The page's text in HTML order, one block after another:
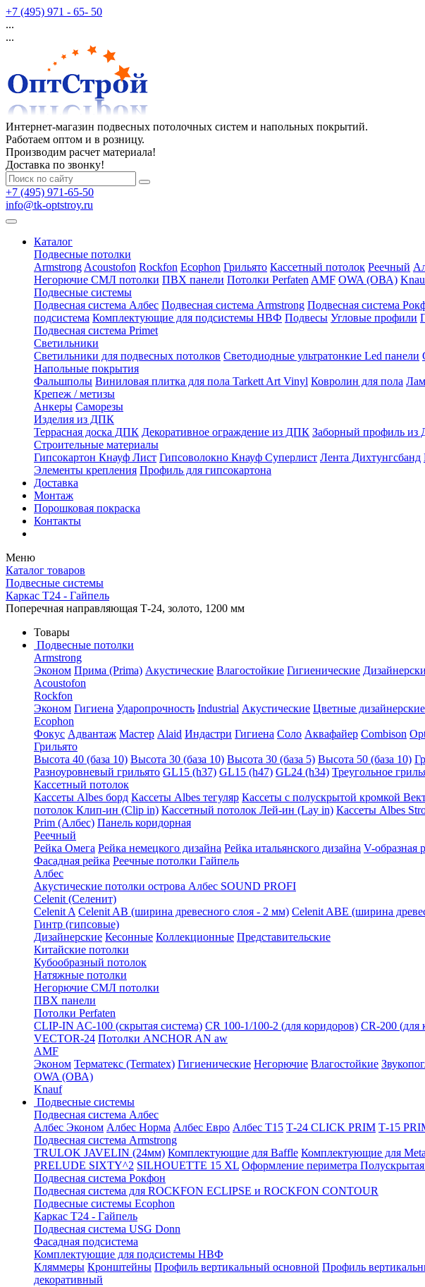
+7 (495) 971 - 65- 50
...
...
Интернет-магазин подвесных потолочных систем и напольных покрытий.
Работаем оптом и в розницу.
Производим расчет материала!
Доставка по звонку!
+7 (495) 971-65-50
info@tk-optstroy.ru
Каталог
Подвесные потолки
Armstrong Acoustofon Rockfon Ecophon Грильято Кассетный потолок Реечный
Негорючие СМЛ потолки ПВХ панели Потолки Perfaten AMF OWA (ОВА)
Подвесные системы
Подвесная система Албес Подвесная система Armstrong Подвесная система
подсистема Комплектующие для подсистемы НВФ Подвесы Угловые профили
Подвесная система Primet
Светильники
Светильники для подвесных потолков Светодиодные ультратонкие Led панели
Напольные покрытия
Фальшполы Виниловая плитка для пола Tarkett Art Vinyl Ковролин для пола
Крепеж / метизы
Анкеры Саморезы
Изделия из ДПК
Террасная доска ДПК Декоративное ограждение из ДПК Заборный профиль
Строительные материалы
Гипсокартон Кнауф Лист Гипсоволокно Кнауф Суперлист Лента Дихтунгсбанд
Элементы крепления Профиль для гипсокартона
Доставка
Монтаж
Порошковая покраска
Контакты
Меню
Каталог товаров
Подвесные системы
Каркас Т24 - Гайпель
Поперечная направляющая Т-24, золото, 1200 мм
Товары
Подвесные потолки
Armstrong
Эконом Прима (Prima) Акустические Влагостойкие Гигиенические
Acoustofon
Rockfon
Эконом Гигиена Ударопрочность Industrial Акустические Цветные дизайнерские
Ecophon
Фокус Адвантаж Мастер Alaid Индастри Гигиена Соло Аквафайер Combison
Грильято
Высота 40 (база 10) Высота 30 (база 10) Высота 30 (база 5) Высота 50 (база 10)
Разноуровневый грильято GL15 (h37) GL15 (h47) GL24 (h34) Треугольное
Кассетный потолок
Кассеты Albes борд Кассеты Albes тегуляр Кассеты с полускрытой кромкой
потолок Клип-ин (Clip in) Кассетный потолок Лей-ин (Lay in) Кассеты Albes
Prim (Албес) Панель коридорная
Реечный
Рейка Омега Рейка немецкого дизайна Рейка итальянского дизайна V-образная
Фасадная рейка Реечные потолки Гайпель
Албес
Акустические потолки острова Албес SOUND PROFI
Celenit (Селенит)
Celenit A Celenit AB (ширина древесного слоя - 2 мм) Celenit ABE (ширина
Гинтр (гипсовые)
Дизайнерские Кесонные Коллекционные Представительские
Китайские потолки
Кубообразный потолок
Натяжные потолки
Негорючие СМЛ потолки
ПВХ панели
Потолки Perfaten
CLIP-IN AC-100 (скрытая система) CR 100-1/100-2 (для коридоров) CR-200 (для
VECTOR-24 Потолки ANCHOR AN aw
AMF
Эконом Терматекс (Termatex) Гигиенические Негорючие Влагостойкие
OWA (ОВА)
Knauf
Подвесные системы
Подвесная система Албес
Албес Эконом Албес Норма Албес Евро Албес T15 Т-24 CLICK PRIM Т-15
Подвесная система Armstrong
TRULOK JAVELIN (24мм) Комплектующие для Baffle Комплектующие для
PRELUDE SIXTY^2 SILHOUETTE 15 XL Оформление периметра
Подвесная система Рокфон
Подвесная система для ROCKFON ECLIPSE и ROCKFON CONTOUR
Подвесные системы Ecophon
Каркас Т24 - Гайпель
Подвесная система USG Donn
Фасадная подсистема
Комплектующие для подсистемы НВФ
Кляммеры Кронштейны Профиль вертикальный основной Профиль
декоративный